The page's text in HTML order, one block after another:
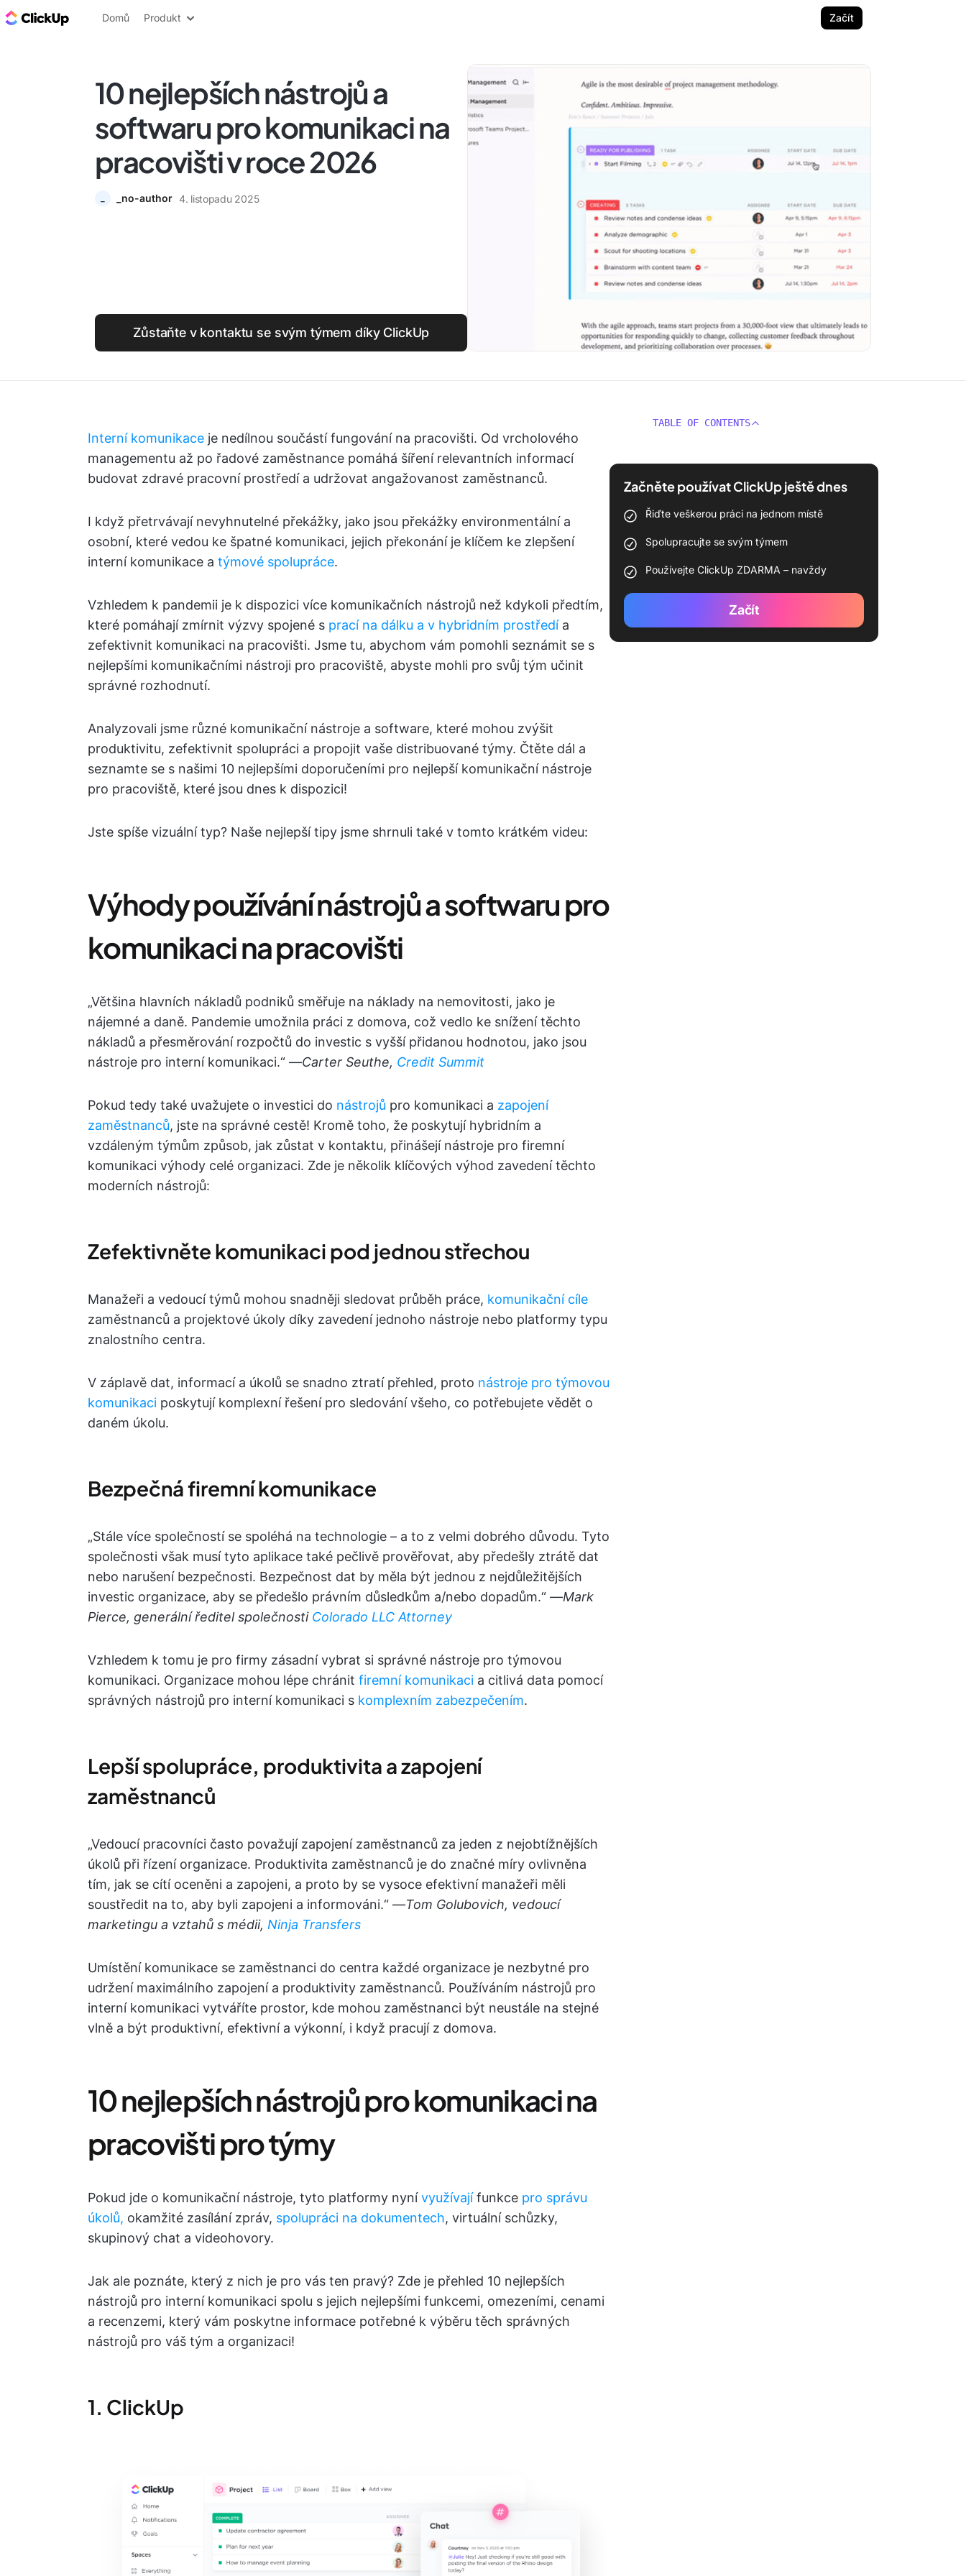
ClickUp blog
Domů Produkt Začít
10 nejlepších nástrojů a
softwaru pro komunikaci na
pracovišti v roce 2026
_no-author 4. listopadu 2025
Zůstaňte v kontaktu se svým týmem díky ClickUp
Interní komunikace je nedílnou součástí fungování na pracovišti. Od vrcholového
managementu až po řadové zaměstnance pomáhá šíření relevantních informací
budovat zdravé pracovní prostředí a udržovat angažovanost zaměstnanců.
I když přetrvávají nevyhnutelné překážky, jako jsou překážky environmentální a
osobní, které vedou ke špatné komunikaci, jejich překonání je klíčem ke zlepšení
interní komunikace a týmové spolupráce.
Vzhledem k pandemii je k dispozici více komunikačních nástrojů než kdykoli předtím,
které pomáhají zmírnit výzvy spojené s prací na dálku a v hybridním prostředía
zefektivnit komunikaci na pracovišti. Jsme tu, abychom vám pomohli seznámit se s
nejlepšími komunikačními nástroji pro pracoviště, abyste mohli pro svůj tým učinit
správné rozhodnutí.
Analyzovali jsme různé komunikační nástroje a software, které mohou zvýšit
produktivitu, zefektivnit spolupráci a propojit vaše distribuované týmy. Čtěte dál a
seznamte se s našimi 10 nejlepšími doporučeními pro nejlepší komunikační nástroje
pro pracoviště, které jsou dnes k dispozici!
Jste spíše vizuální typ? Naše nejlepší tipy jsme shrnuli také v tomto krátkém videu:
Výhody používání nástrojů a softwaru pro
komunikaci na pracovišti
„Většina hlavních nákladů podniků směřuje na náklady na nemovitosti, jako je
nájemné a daně. Pandemie umožnila práci z domova, což vedlo ke snížení těchto
nákladů a přesměrování rozpočtů do investic s vyšší přidanou hodnotou, jako jsou
nástroje pro interní komunikaci.“ —Carter Seuthe, Credit Summit
Pokud tedy také uvažujete o investici do nástrojů pro komunikaci a zapojení
zaměstnanců, jste na správné cestě! Kromě toho, že poskytují hybridním a
vzdáleným týmům způsob, jak zůstat v kontaktu, přinášejí nástroje pro firemní
komunikaci výhody celé organizaci. Zde je několik klíčových výhod zavedení těchto
moderních nástrojů:
Zefektivněte komunikaci pod jednou střechou
Manažeři a vedoucí týmů mohou snadněji sledovat průběh práce, komunikační cíle
zaměstnanců a projektové úkoly díky zavedení jednoho nástroje nebo platformy typu
znalostního centra.
V záplavě dat, informací a úkolů se snadno ztratí přehled, proto nástroje pro týmovou
komunikaci poskytují komplexní řešení pro sledování všeho, co potřebujete vědět o
daném úkolu.
Bezpečná firemní komunikace
„Stále více společností se spoléhá na technologie – a to z velmi dobrého důvodu. Tyto
společnosti však musí tyto aplikace také pečlivě prověřovat, aby předešly ztrátě dat
nebo narušení bezpečnosti. Bezpečnost dat by měla být jednou z nejdůležitějších
investic organizace, aby se předešlo právním důsledkům a/nebo dopadům.“ —Mark
Pierce, generální ředitel společnosti Colorado LLC Attorney
Vzhledem k tomu je pro firmy zásadní vybrat si správné nástroje pro týmovou
komunikaci. Organizace mohou lépe chránit firemní komunikaci a citlivá data pomocí
správných nástrojů pro interní komunikaci s komplexním zabezpečením.
Lepší spolupráce, produktivita a zapojení
zaměstnanců
„Vedoucí pracovníci často považují zapojení zaměstnanců za jeden z nejobtížnějších
úkolů při řízení organizace. Produktivita zaměstnanců je do značné míry ovlivněna
tím, jak se cítí oceněni a zapojeni, a proto by se vysoce efektivní manažeři měli
soustředit na to, aby byli zapojeni a informováni.“ —Tom Golubovich, vedoucí
marketingu a vztahů s médii, Ninja Transfers
Umístění komunikace se zaměstnanci do centra každé organizace je nezbytné pro
udržení maximálního zapojení a produktivity zaměstnanců. Používáním nástrojů pro
interní komunikaci vytváříte prostor, kde mohou zaměstnanci být neustále na stejné
vlně a být produktivní, efektivní a výkonní, i když pracují z domova.
10 nejlepších nástrojů pro komunikaci na
pracovišti pro týmy
Pokud jde o komunikační nástroje, tyto platformy nynívyužívajífunkce pro správu
úkolů, okamžité zasílání zpráv, spolupráci na dokumentech, virtuální schůzky,
skupinový chat a videohovory.
Jak ale poznáte, který z nich je pro vás ten pravý? Zde je přehled 10 nejlepších
nástrojů pro interní komunikaci spolu s jejich nejlepšími funkcemi, omezeními, cenami
a recenzemi, který vám poskytne informace potřebné k výběru těch správných
nástrojů pro váš tým a organizaci!
1. ClickUp
TABLE OF CONTENTS
Začněte používat ClickUp ještě dnes
Řiďte veškerou práci na jednom místě
Spolupracujte se svým týmem
Používejte ClickUp ZDARMA – navždy
Začít